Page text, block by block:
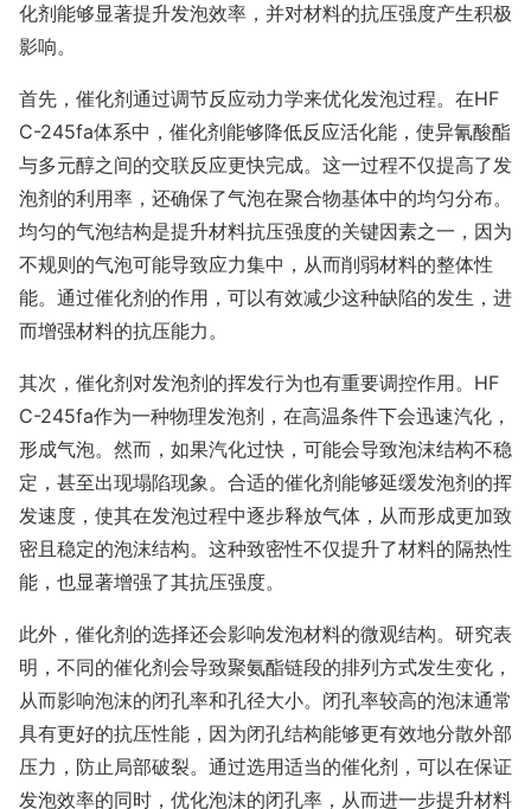
化剂能够显著提升发泡效率，并对材料的抗压强度产生积极
影响。
首先，催化剂通过调节反应动力学来优化发泡过程。在HF
C-245fa体系中，催化剂能够降低反应活化能，使异氰酸酯
与多元醇之间的交联反应更快完成。这一过程不仅提高了发
泡剂的利用率，还确保了气泡在聚合物基体中的均匀分布。
均匀的气泡结构是提升材料抗压强度的关键因素之一，因为
不规则的气泡可能导致应力集中，从而削弱材料的整体性
能。通过催化剂的作用，可以有效减少这种缺陷的发生，进
而增强材料的抗压能力。
其次，催化剂对发泡剂的挥发行为也有重要调控作用。HF
C-245fa作为一种物理发泡剂，在高温条件下会迅速汽化，
形成气泡。然而，如果汽化过快，可能会导致泡沫结构不稳
定，甚至出现塌陷现象。合适的催化剂能够延缓发泡剂的挥
发速度，使其在发泡过程中逐步释放气体，从而形成更加致
密且稳定的泡沫结构。这种致密性不仅提升了材料的隔热性
能，也显著增强了其抗压强度。
此外，催化剂的选择还会影响发泡材料的微观结构。研究表
明，不同的催化剂会导致聚氨酯链段的排列方式发生变化，
从而影响泡沫的闭孔率和孔径大小。闭孔率较高的泡沫通常
具有更好的抗压性能，因为闭孔结构能够更有效地分散外部
压力，防止局部破裂。通过选用适当的催化剂，可以在保证
发泡效率的同时，优化泡沫的闭孔率，从而进一步提升材料